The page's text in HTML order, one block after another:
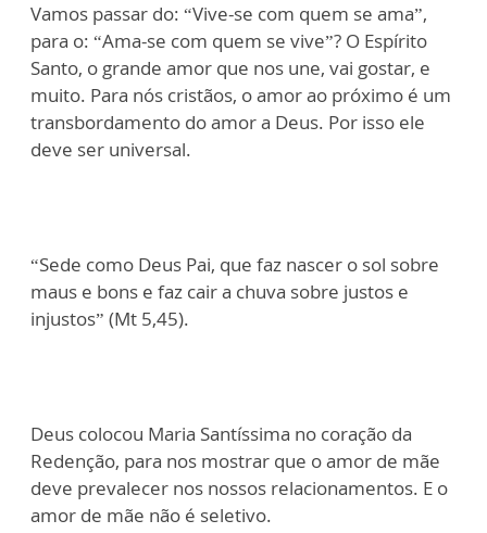
Vamos passar do: “Vive-se com quem se ama”,
para o: “Ama-se com quem se vive”? O Espírito
Santo, o grande amor que nos une, vai gostar, e
muito. Para nós cristãos, o amor ao próximo é um
transbordamento do amor a Deus. Por isso ele
deve ser universal.
“Sede como Deus Pai, que faz nascer o sol sobre
maus e bons e faz cair a chuva sobre justos e
injustos” (Mt 5,45).
Deus colocou Maria Santíssima no coração da
Redenção, para nos mostrar que o amor de mãe
deve prevalecer nos nossos relacionamentos. E o
amor de mãe não é seletivo.